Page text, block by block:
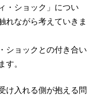
・ショック」につい
れながら考えていきま
ショックとの付き合い
す。
け入れる側が抱える問